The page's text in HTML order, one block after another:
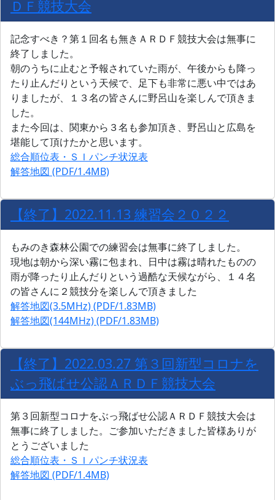
ＤＦ競技大会
記念すべき？第１回名も無きＡＲＤＦ競技大会は無事に
終了しました。
朝のうちに止むと予報されていた雨が、午後からも降っ
たり止んだりという天候で、足下も非常に悪い中ではあ
りましたが、１３名の皆さんに野呂山を楽しんで頂きま
した。
また今回は、関東から３名も参加頂き、野呂山と広島を
堪能して頂けたかと思います。
総合順位表・ＳＩパンチ状況表
解答地図 (PDF/1.4MB)
【終了】2022.11.13 練習会２０２２
もみのき森林公園での練習会は無事に終了しました。
現地は朝から深い霧に包まれ、日中は霧は晴れたものの
雨が降ったり止んだりという過酷な天候ながら、１４名
の皆さんに２競技分を楽しんで頂きました
解答地図(3.5MHz) (PDF/1.83MB)
解答地図(144MHz) (PDF/1.83MB)
【終了】2022.03.27 第３回新型コロナを
ぶっ飛ばせ公認ＡＲＤＦ競技大会
第３回新型コロナをぶっ飛ばせ公認ＡＲＤＦ競技大会は
無事に終了しました。ご参加いただきました皆様ありが
とうございました
総合順位表・ＳＩパンチ状況表
解答地図 (PDF/1.4MB)